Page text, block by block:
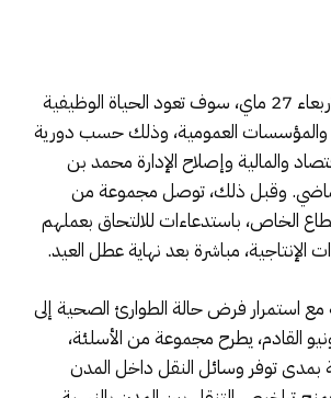
ابتداء من يوم غد الأربعاء 27 ماي، سوف تعود الحياة الوظيفية
والمؤسسات العمومية، وذلك حسب دورية
والمالية وإصلاح الإدارة محمد بن
وقبل ذلك، توصل مجموعة من
الخاص، باستدعاءات للالتحاق بعملهم
الإنتاجية، مباشرة بعد نهاية عطل العيد.
مع استمرار فرض حالة الطوارئ الصحية إلى
الـ10 من يونيو القادم، يطرح مجموعة من الأسلئة،
بمدى توفر وسائل النقل داخل المدن